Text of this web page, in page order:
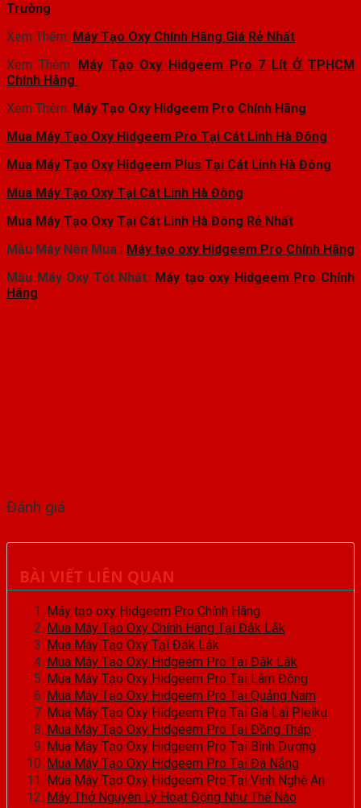
Trường
Xem Thêm: Máy Tạo Oxy Chính Hãng Giá Rẻ Nhất
Xem Thêm: Máy Tạo Oxy Hidgeem Pro 7 Lít Ở TPHCM
Chính Hãng
Xem Thêm: Máy Tạo Oxy Hidgeem Pro Chính Hãng
Mua Máy Tạo Oxy Hidgeem Pro Tại Cát Linh Hà Đông
Mua Máy Tạo Oxy Hidgeem Plus Tại Cát Linh Hà Đông
Mua Máy Tạo Oxy Tại Cát Linh Hà Đông
Mua Máy Tạo Oxy Tại Cát Linh Hà Đông Rẻ Nhất
Mẫu Máy Nên Mua : Máy tạo oxy Hidgeem Pro Chính Hãng
Mẫu Máy Oxy Tốt Nhất: Máy tạo oxy Hidgeem Pro Chính
Hãng
Đánh giá
BÀI VIẾT LIÊN QUAN
Máy tạo oxy Hidgeem Pro Chính Hãng
Mua Máy Tạo Oxy Chính Hãng Tại Đắk Lắk
Mua Máy Tạo Oxy Tại Đắk Lắk
Mua Máy Tạo Oxy Hidgeem Pro Tại Đắk Lắk
Mua Máy Tạo Oxy Hidgeem Pro Tại Lâm Đồng
Mua Máy Tạo Oxy Hidgeem Pro Tại Quảng Nam
Mua Máy Tạo Oxy Hidgeem Pro Tại Gia Lai Pleiku
Mua Máy Tạo Oxy Hidgeem Pro Tại Đồng Tháp
Mua Máy Tạo Oxy Hidgeem Pro Tại Bình Dương
Mua Máy Tạo Oxy Hidgeem Pro Tại Đà Nẵng
Mua Máy Tạo Oxy Hidgeem Pro Tại Vinh Nghệ An
Máy Thở Nguyên Lý Hoạt Động Như Thế Nào